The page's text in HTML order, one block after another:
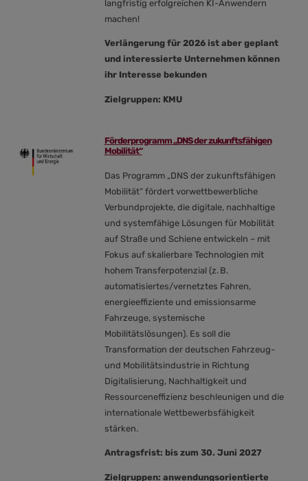
langfristig erfolgreichen KI-Anwendern
machen!
Verlängerung für 2026 ist aber geplant
und interessierte Unternehmen können
ihr Interesse bekunden
Zielgruppen: KMU
Förderprogramm „DNS der zukunftsfähigen
Mobilität“
Das Programm „DNS der zukunftsfähigen
Mobilität“ fördert vorwettbewerbliche
Verbundprojekte, die digitale, nachhaltige
und systemfähige Lösungen für Mobilität
auf Straße und Schiene entwickeln – mit
Fokus auf skalierbare Technologien mit
hohem Transferpotenzial (z. B.
automatisiertes/vernetztes Fahren,
energieeffiziente und emissionsarme
Fahrzeuge, systemische
Mobilitätslösungen). Es soll die
Transformation der deutschen Fahrzeug-
und Mobilitätsindustrie in Richtung
Digitalisierung, Nachhaltigkeit und
Ressourceneffizienz beschleunigen und die
internationale Wettbewerbsfähigkeit
stärken.
Antragsfrist: bis zum 30. Juni 2027
Zielgruppen: anwendungsorientierte